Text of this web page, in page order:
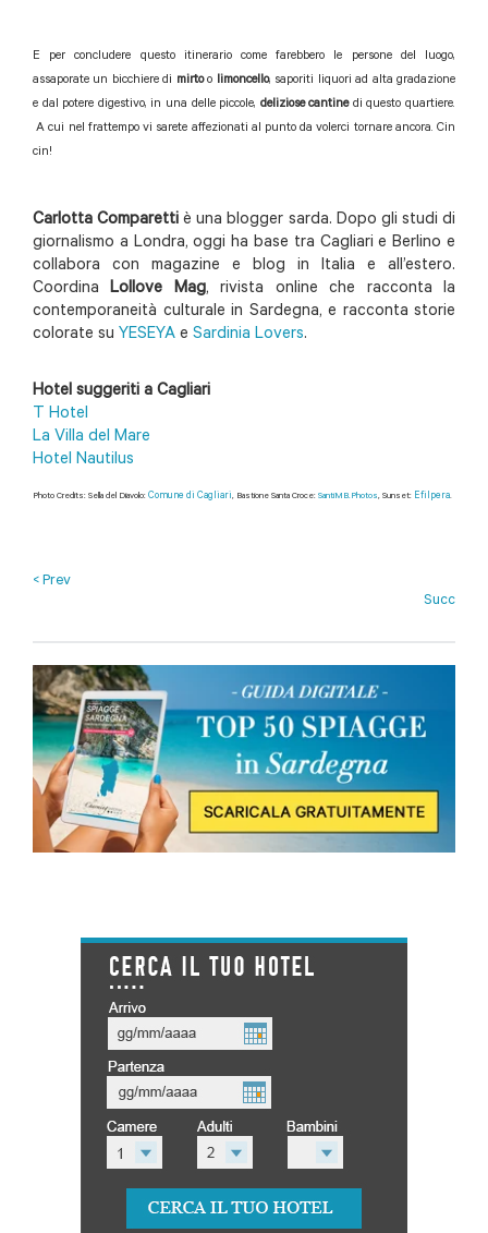
E per concludere questo itinerario come farebbero le persone del luogo,
assaporate un bicchiere di mirtoo limoncello, saporiti liquori ad alta gradazione
e dal potere digestivo, in una delle piccole, deliziose cantinedi questo quartiere.
A cui nel frattempo vi sarete affezionati al punto da volerci tornare ancora. Cin
cin!
Carlotta Comparetti è una blogger sarda. Dopo gli studi di
giornalismo a Londra, oggi ha base tra Cagliari e Berlino e
collabora con magazine e blog in Italia e all’estero.
CoordinaLollove Mag, rivista online che racconta la
contemporaneità culturale in Sardegna, e racconta storie
colorate su YESEYA e Sardinia Lovers.
Hotel suggeriti a Cagliari
T Hotel
La Villa del Mare
Hotel Nautilus
Photo Credits: Sella del Diavolo: Comune di Cagliari, Bastione Santa Croce: SantiMB.Photos, Sunset: Efilpera.
< Prev
Succ